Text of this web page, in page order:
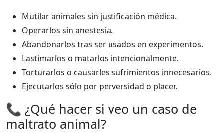
Mutilar animales sin justificación médica.
Operarlos sin anestesia.
Abandonarlos tras ser usados en experimentos.
Lastimarlos o matarlos intencionalmente.
Torturarlos o causarles sufrimientos innecesarios.
Ejecutarlos sólo por perversidad o placer.
📞 ¿Qué hacer si veo un caso de
maltrato animal?